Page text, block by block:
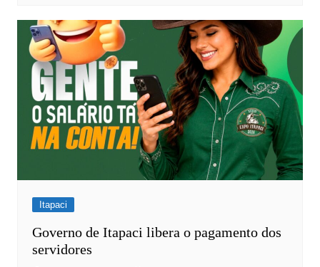
Itapaci
Governo de Itapaci libera o pagamento dos
servidores